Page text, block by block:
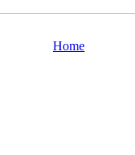
Home